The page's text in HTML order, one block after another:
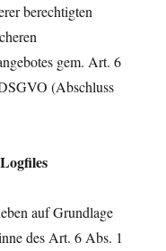
berechtigten
gem. Art. 6
(Abschluss
auf Grundlage
des Art. 6 Abs. 1